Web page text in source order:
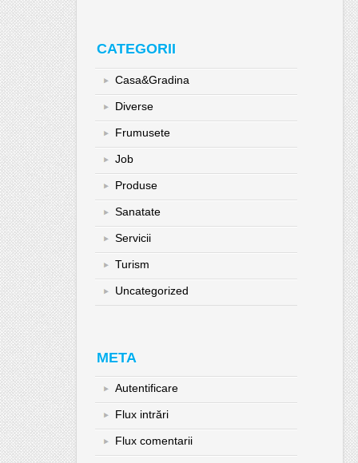
CATEGORII
Casa&Gradina
Diverse
Frumusete
Job
Produse
Sanatate
Servicii
Turism
Uncategorized
META
Autentificare
Flux intrări
Flux comentarii